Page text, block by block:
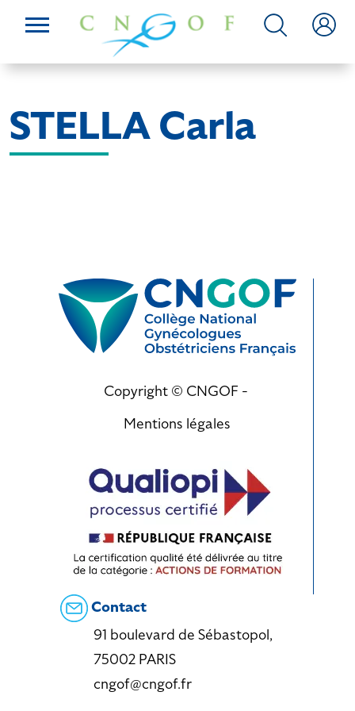
STELLA Carla
Copyright © CNGOF -
Mentions légales
Contact
91 boulevard de Sébastopol,
75002 PARIS
cngof@cngof.fr